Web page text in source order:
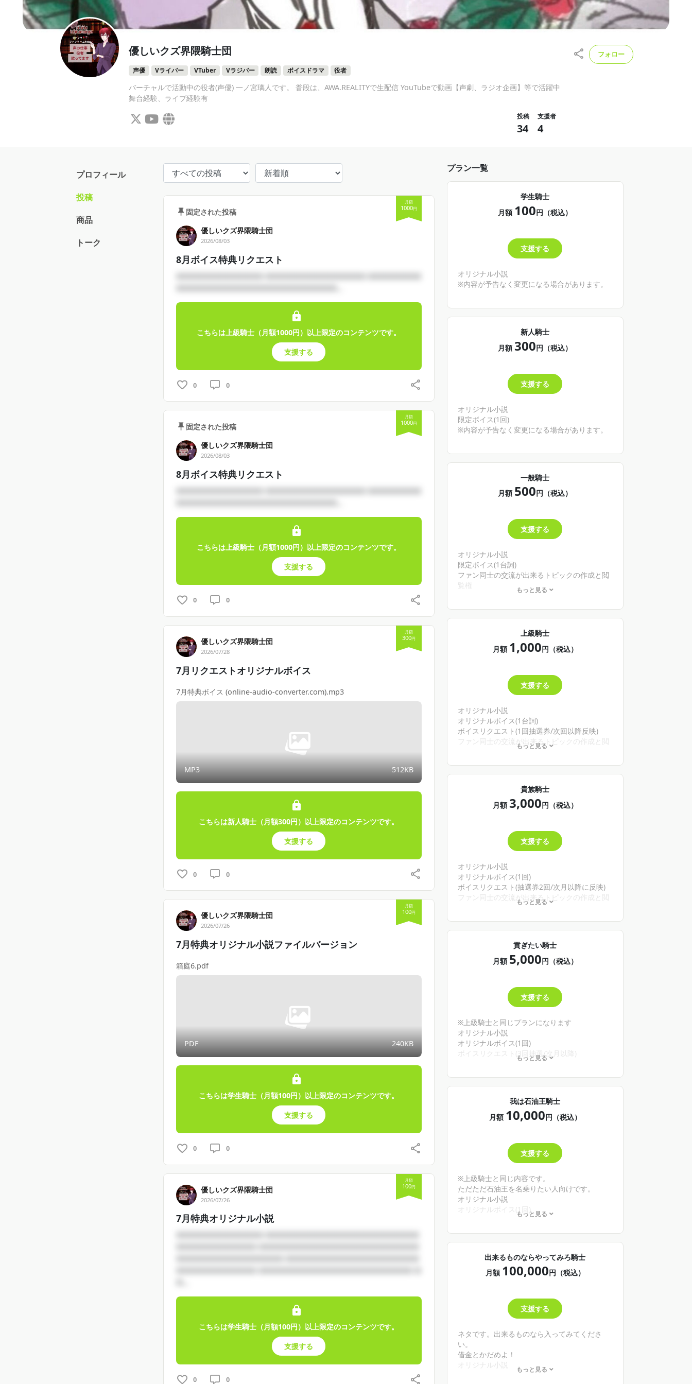
優しいクズ界隈騎士団
声優 Vライバー VTuber Vラジバー 朗読 ボイスドラマ 役者
バーチャルで活動中の役者(声優) 一ノ宮璃人です。 普段は、AWA.REALITYで生配信 YouTubeで動画【声劇、ラジオ企画】等で活躍中
舞台経験、ライブ経験有
投稿
34
支援者
4
フォロー
プロフィール
投稿
商品
トーク
固定された投稿
優しいクズ界隈騎士団
2026/08/03
月額
1000円
8月ボイス特典リクエスト
こちらは上級騎士（月額1000円）以上限定のコンテンツです。
支援する
0 0
固定された投稿
優しいクズ界隈騎士団
2026/08/03
月額
1000円
8月ボイス特典リクエスト
こちらは上級騎士（月額1000円）以上限定のコンテンツです。
支援する
0 0
優しいクズ界隈騎士団
2026/07/28
月額
300円
7月リクエストオリジナルボイス
7月特典ボイス (online-audio-converter.com).mp3
MP3 512KB
こちらは新人騎士（月額300円）以上限定のコンテンツです。
支援する
0 0
優しいクズ界隈騎士団
2026/07/26
月額
100円
7月特典オリジナル小説ファイルバージョン
箱庭6.pdf
PDF 240KB
こちらは学生騎士（月額100円）以上限定のコンテンツです。
支援する
0 0
優しいクズ界隈騎士団
2026/07/26
月額
100円
7月特典オリジナル小説
こちらは学生騎士（月額100円）以上限定のコンテンツです。
支援する
0 0
プラン一覧
学生騎士
月額 100円（税込）
支援する
オリジナル小説
※内容が予告なく変更になる場合があります。
新人騎士
月額 300円（税込）
支援する
オリジナル小説
限定ボイス(1回)
※内容が予告なく変更になる場合があります。
一般騎士
月額 500円（税込）
支援する
オリジナル小説
限定ボイス(1台詞)
ファン同士の交流が出来るトピックの作成と閲
覧権
※内容が予告なく変更になる場合があります。
もっと見る
上級騎士
月額 1,000円（税込）
支援する
オリジナル小説
オリジナルボイス(1台詞)
ボイスリクエスト(1回抽選券/次回以降反映)
ファン同士の交流が出来るトピックの作成と閲
もっと見る
貴族騎士
月額 3,000円（税込）
支援する
オリジナル小説
オリジナルボイス(1回)
ボイスリクエスト(抽選券2回/次月以降に反映)
ファン同士の交流が出来るトピックの作成と閲
もっと見る
貢ぎたい騎士
月額 5,000円（税込）
支援する
※上級騎士と同じプランになります
オリジナル小説
オリジナルボイス(1回)
ボイスリクエスト(3回抽選/次月以降)
ファン同士の交流が出来るトピックの作成と閲
もっと見る
我は石油王騎士
月額 10,000円（税込）
支援する
※上級騎士と同じ内容です。
ただただ石油王を名乗りたい人向けです。
オリジナル小説
オリジナルボイス(1回)
ボイスリクエスト(抽選券3回)
もっと見る
出来るものならやってみろ騎士
月額 100,000円（税込）
支援する
ネタです。出来るものなら入ってみてくださ
い。
借金とかだめよ！
オリジナル小説
オリジナルボイス(2回)
もっと見る